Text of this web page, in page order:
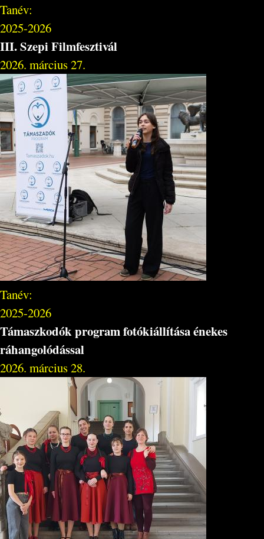
Tanév:
2025-2026
III. Szepi Filmfesztivál
2026. március 27.
Tanév:
2025-2026
Támaszkodók program fotókiállítása énekes
ráhangolódással
2026. március 28.